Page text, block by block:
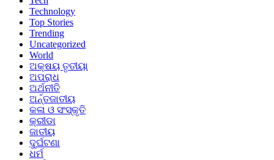
Technology
Top Stories
Trending
Uncategorized
World
ଅକ୍ଷୟ ତୃତୀୟା
ଅପରାଧ
ଅର୍ଥନୀତି
ଅର୍ନ୍ତଜାତୀୟ
କଳା ଓ ସଂସ୍କୃତି
କ୍ରୀଡା
ଜାତୀୟ
ଦୁର୍ଘଟଣା
ଧର୍ମ